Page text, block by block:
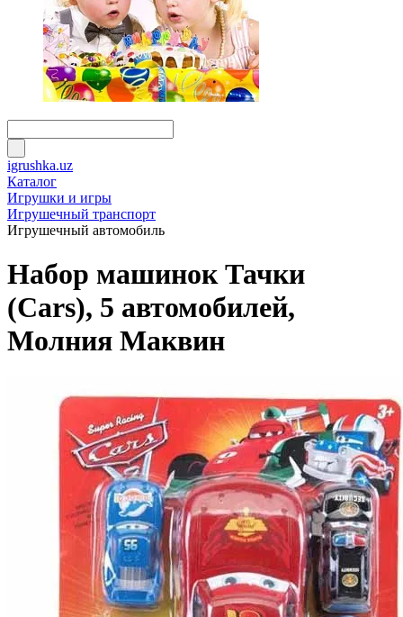
igrushka.uz
Каталог
Игрушки и игры
Игрушечный транспорт
Игрушечный автомобиль
Набор машинок Тачки
(Cars), 5 автомобилей,
Молния Маквин